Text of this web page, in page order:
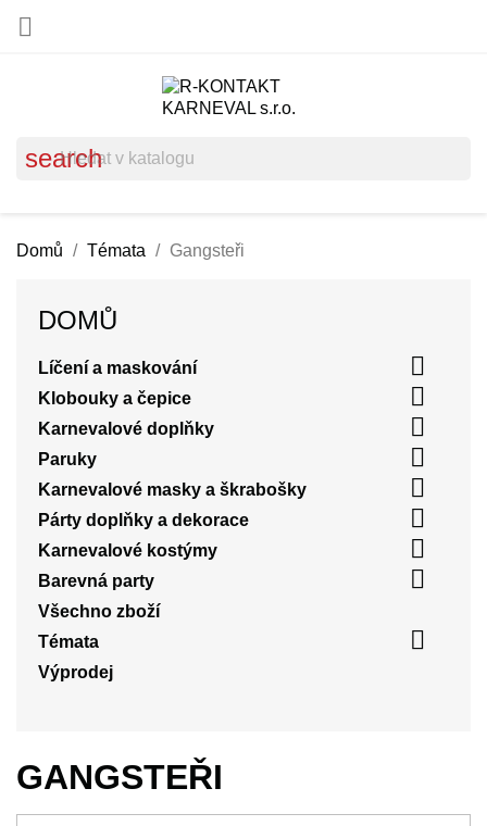

search
Domů Témata Gangsteři
DOMŮ
Líčení a maskování 
Klobouky a čepice 
Karnevalové doplňky 
Paruky 
Karnevalové masky a škrabošky 
Párty doplňky a dekorace 
Karnevalové kostýmy 
Barevná party 
Všechno zboží
Témata

Výprodej
GANGSTEŘI